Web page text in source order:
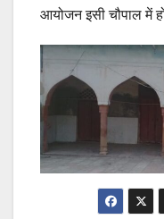
आयोजन इसी चौपाल में